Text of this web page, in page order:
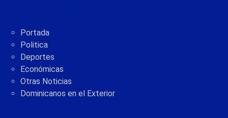
Portada
Politica
Deportes
Económicas
Otras Noticias
Dominicanos en el Exterior